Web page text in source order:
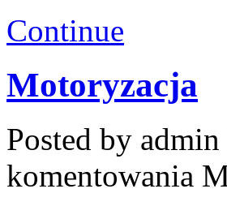
Continue
Motoryzacja
Posted by admin
komentowania